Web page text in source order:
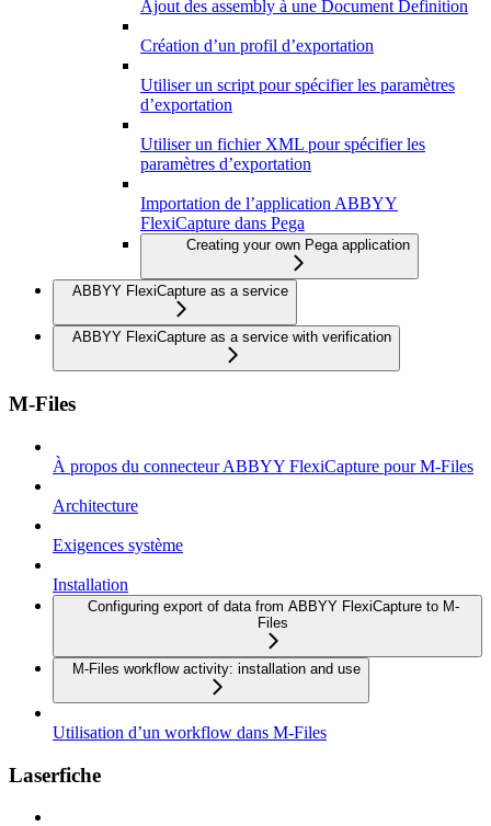
Ajout des assembly à une Document Definition
Création d’un profil d’exportation
Utiliser un script pour spécifier les paramètres
d’exportation
Utiliser un fichier XML pour spécifier les
paramètres d’exportation
Importation de l’application ABBYY
FlexiCapture dans Pega
Creating your own Pega application
ABBYY FlexiCapture as a service
ABBYY FlexiCapture as a service with verification
M-Files
À propos du connecteur ABBYY FlexiCapture pour M-Files
Architecture
Exigences système
Installation
Configuring export of data from ABBYY FlexiCapture to M-
Files
M-Files workflow activity: installation and use
Utilisation d’un workflow dans M-Files
Laserfiche